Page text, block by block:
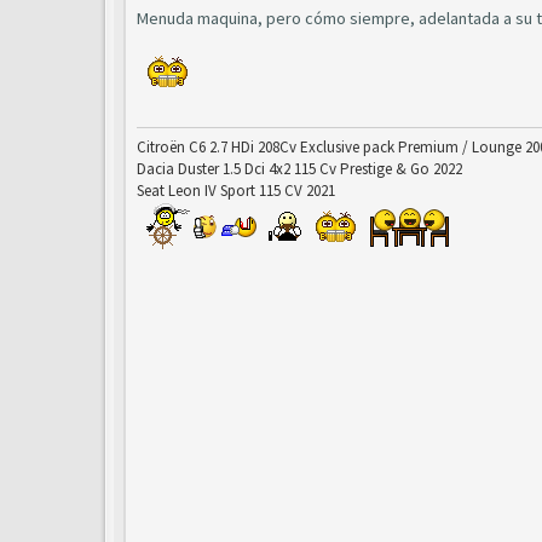
Menuda maquina, pero cómo siempre, adelantada a su
Citroën C6 2.7 HDi 208Cv Exclusive pack Premium / Lounge
Dacia Duster 1.5 Dci 4x2 115 Cv Prestige & Go 2022
Seat Leon IV Sport 115 CV 2021